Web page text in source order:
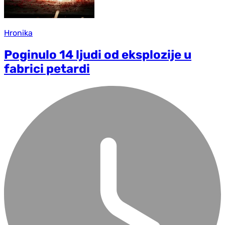
Hronika
Poginulo 14 ljudi od eksplozije u
fabrici petardi